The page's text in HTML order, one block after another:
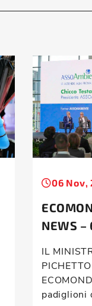
06 Nov,
NEWS –
IL
padiglioni